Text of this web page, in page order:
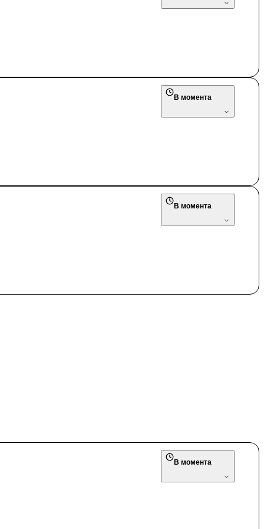
В момента
В момента
В момента